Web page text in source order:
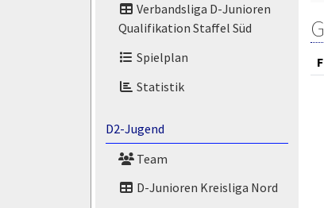
Verbandsliga D-Junioren
Qualifikation Staffel Süd
Spielplan
Statistik
D2-Jugend
Team
D-Junioren Kreisliga Nord